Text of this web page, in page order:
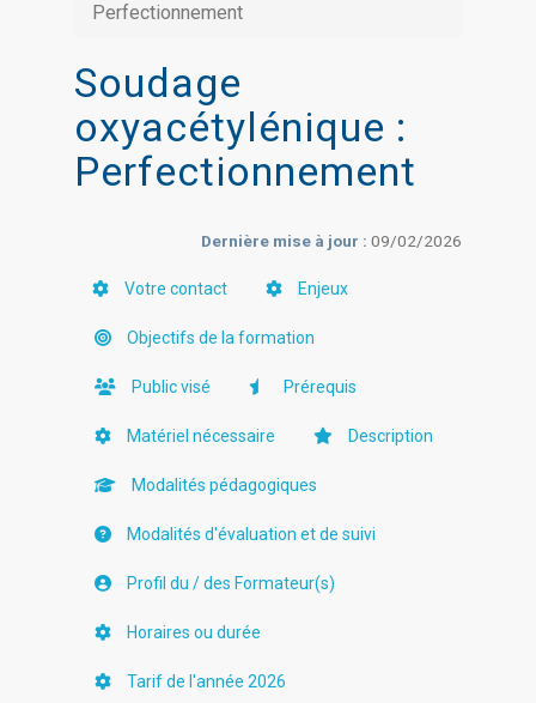
Perfectionnement
Soudage
oxyacétylénique :
Perfectionnement
Dernière mise à jour : 09/02/2026
Votre contact Enjeux
Objectifs de la formation
Public visé Prérequis
Matériel nécessaire Description
Modalités pédagogiques
Modalités d'évaluation et de suivi
Profil du / des Formateur(s)
Horaires ou durée
Tarif de l'année 2026